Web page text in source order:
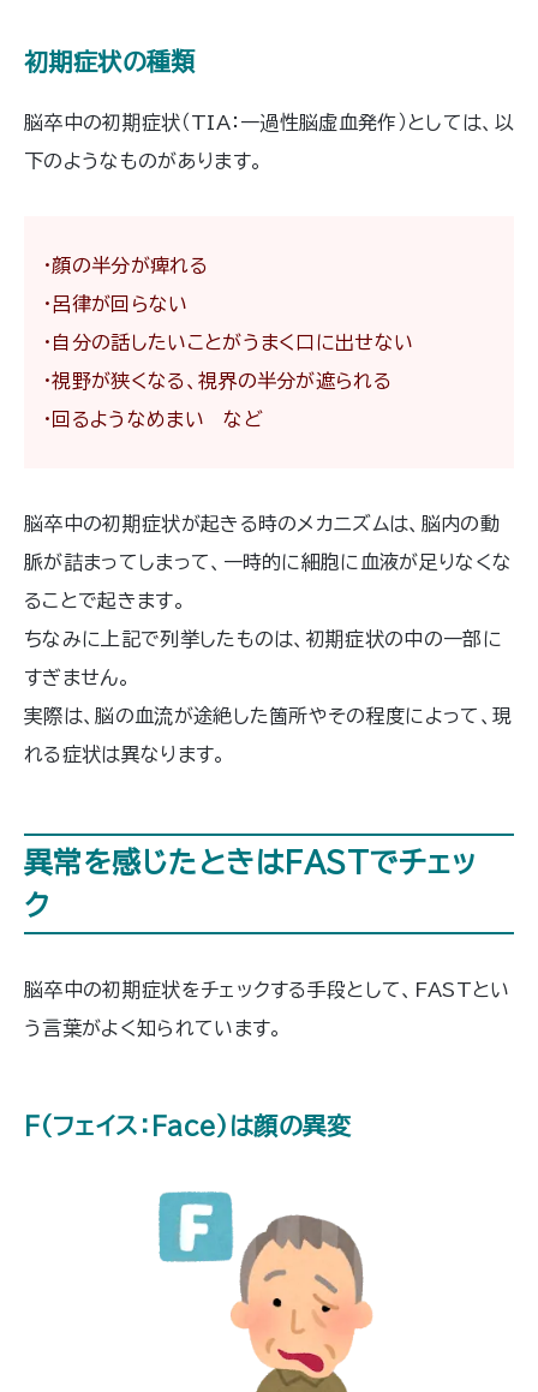
初期症状の種類
脳卒中の初期症状（TIA：一過性脳虚血発作）としては、以
下のようなものがあります。
・顔の半分が痺れる
・呂律が回らない
・自分の話したいことがうまく口に出せない
・視野が狭くなる、視界の半分が遮られる
・回るようなめまい など
脳卒中の初期症状が起きる時のメカニズムは、脳内の動
脈が詰まってしまって、一時的に細胞に血液が足りなくな
ることで起きます。
ちなみに上記で列挙したものは、初期症状の中の一部に
すぎません。
実際は、脳の血流が途絶した箇所やその程度によって、現
れる症状は異なります。
異常を感じたときはFASTでチェッ
ク
脳卒中の初期症状をチェックする手段として、FASTとい
う言葉がよく知られています。
F（フェイス：Face）は顔の異変